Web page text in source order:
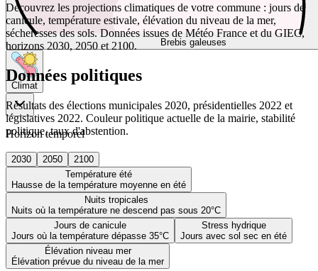
Brebis galeuses
Climat
Horizon temporel
2030 2050
2100
Température été
Hausse de la température moyenne en été
Nuits tropicales
Nuits où la température ne descend pas sous 20°C
Jours de canicule
Jours où la température dépasse 35°C
Stress hydrique
Jours avec sol sec en été
Élévation niveau mer
Élévation prévue du niveau de la mer
Découvrez les projections climatiques de votre commune : jours de
canicule, température estivale, élévation du niveau de la mer,
sécheresses des sols. Données issues de Météo France et du GIEC,
horizons 2030, 2050 et 2100.
Données politiques
Résultats des élections municipales 2020, présidentielles 2022 et
législatives 2022. Couleur politique actuelle de la mairie, stabilité
politique, taux d'abstention.